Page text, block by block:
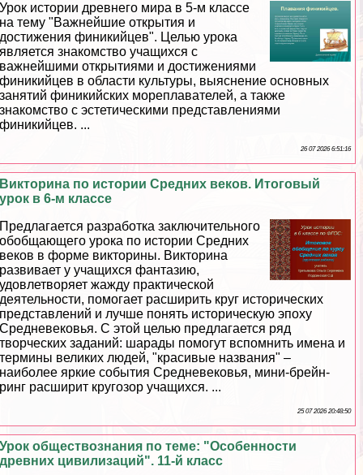
Урок истории древнего мира в 5-м классе
на тему "Важнейшие открытия и
достижения финикийцев". Целью урока
является знакомство учащихся с
важнейшими открытиями и достижениями
финикийцев в области культуры, выяснение основных
занятий финикийских мореплавателей, а также
знакомство с эстетическими представлениями
финикийцев. ...
26 07 2026 6:51:16
Викторина по истории Средних веков. Итоговый
урок в 6-м классе
Предлагается разработка заключительного
обобщающего урока по истории Средних
веков в форме викторины. Викторина
развивает у учащихся фантазию,
удовлетворяет жажду пpaктической
деятельности, помогает расширить круг исторических
представлений и лучше понять историческую эпоху
Средневековья. С этой целью предлагается ряд
творческих заданий: шарады помогут вспомнить имена и
термины великих людей, "красивые названия" –
наиболее яркие события Cредневековья, мини-брейн-
ринг расширит кругозор учащихся. ...
25 07 2026 20:48:50
Урок обществознания по теме: "Особенности
древних цивилизаций". 11-й класс